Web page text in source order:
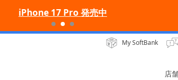
iPhone 17 Pro 発売中
My SoftBank
店